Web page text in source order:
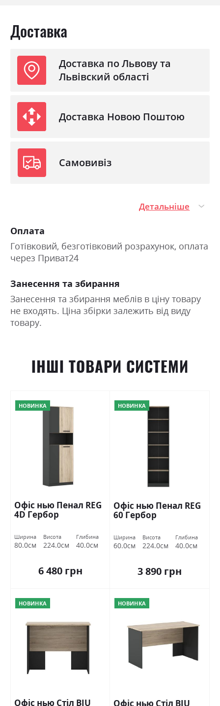
Доставка
Доставка по Львову та
Львівский області
Доставка Новою Поштою
Самовивіз
Детальніше
Оплата
Готівковий, безготівковий розрахунок, оплата
через Приват24
Занесення та збирання
Занесення та збирання меблів в ціну товару
не входять. Ціна збірки залежить від виду
товару.
ІНШІ ТОВАРИ СИСТЕМИ
НОВИНКА
Офіс нью Пенал REG
4D Гербор
Ширина
80.0см
Висота
224.0см
Глибина
40.0см
6 480 грн
НОВИНКА
Офіс нью Пенал REG
60 Гербор
Ширина
60.0см
Висота
224.0см
Глибина
40.0см
3 890 грн
НОВИНКА
Офіс нью Стіл BIU
НОВИНКА
Офіс нью Стіл BIU